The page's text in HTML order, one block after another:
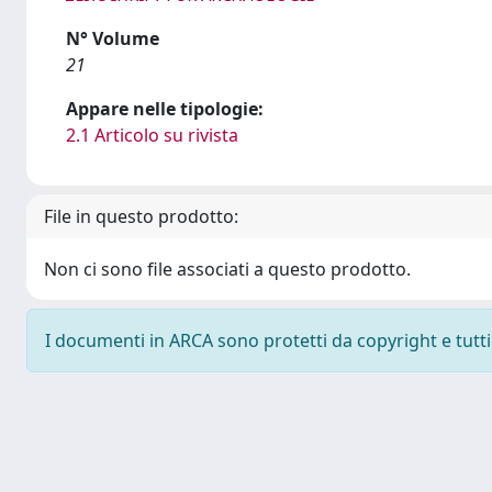
N° Volume
21
Appare nelle tipologie:
2.1 Articolo su rivista
File in questo prodotto:
Non ci sono file associati a questo prodotto.
I documenti in ARCA sono protetti da copyright e